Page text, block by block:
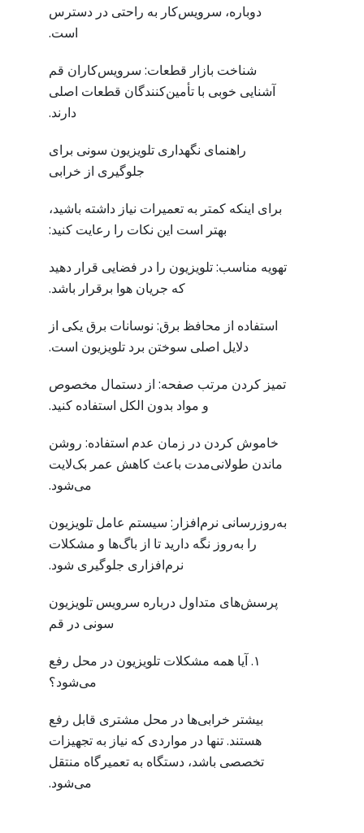
دوباره، سرویس‌کار به راحتی در دسترس
است.
شناخت بازار قطعات: سرویس‌کاران قم
آشنایی خوبی با تأمین‌کنندگان قطعات اصلی
دارند.
راهنمای نگهداری تلویزیون سونی برای
جلوگیری از خرابی
برای اینکه کمتر به تعمیرات نیاز داشته باشید،
بهتر است این نکات را رعایت کنید:
تهویه مناسب: تلویزیون را در فضایی قرار دهید
که جریان هوا برقرار باشد.
استفاده از محافظ برق: نوسانات برق یکی از
دلایل اصلی سوختن برد تلویزیون است.
تمیز کردن مرتب صفحه: از دستمال مخصوص
و مواد بدون الکل استفاده کنید.
خاموش کردن در زمان عدم استفاده: روشن
ماندن طولانی‌مدت باعث کاهش عمر بک‌لایت
می‌شود.
به‌روزرسانی نرم‌افزار: سیستم عامل تلویزیون
را به‌روز نگه دارید تا از باگ‌ها و مشکلات
نرم‌افزاری جلوگیری شود.
پرسش‌های متداول درباره سرویس تلویزیون
سونی در قم
۱. آیا همه مشکلات تلویزیون در محل رفع
می‌شود؟
بیشتر خرابی‌ها در محل مشتری قابل رفع
هستند. تنها در مواردی که نیاز به تجهیزات
تخصصی باشد، دستگاه به تعمیرگاه منتقل
می‌شود.